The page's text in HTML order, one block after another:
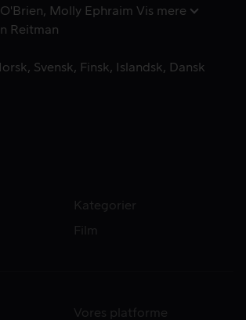
Molly Ephraim Vis mere
Reitman
Svensk Finsk Islandsk Dansk
Kategorier
Film
Vores platforme